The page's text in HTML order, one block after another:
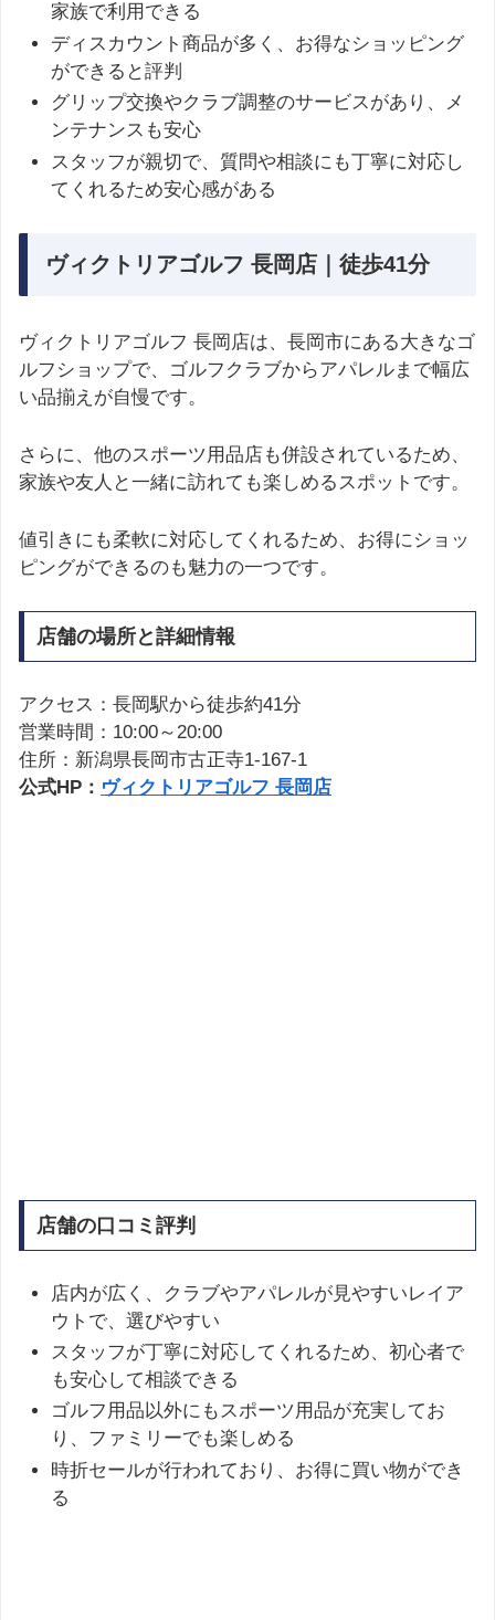
家族で利用できる
ディスカウント商品が多く、お得なショッピング
ができると評判
グリップ交換やクラブ調整のサービスがあり、メ
ンテナンスも安心
スタッフが親切で、質問や相談にも丁寧に対応し
てくれるため安心感がある
ヴィクトリアゴルフ 長岡店｜徒歩41分
ヴィクトリアゴルフ 長岡店は、長岡市にある大きなゴ
ルフショップで、ゴルフクラブからアパレルまで幅広
い品揃えが自慢です。
さらに、他のスポーツ用品店も併設されているため、
家族や友人と一緒に訪れても楽しめるスポットです。
値引きにも柔軟に対応してくれるため、お得にショッ
ピングができるのも魅力の一つです。
店舗の場所と詳細情報
アクセス：長岡駅から徒歩約41分
営業時間：10:00～20:00
住所：新潟県長岡市古正寺1-167-1
公式HP： ヴィクトリアゴルフ 長岡店
店舗の口コミ評判
店内が広く、クラブやアパレルが見やすいレイア
ウトで、選びやすい
スタッフが丁寧に対応してくれるため、初心者で
も安心して相談できる
ゴルフ用品以外にもスポーツ用品が充実してお
り、ファミリーでも楽しめる
時折セールが行われており、お得に買い物ができ
る